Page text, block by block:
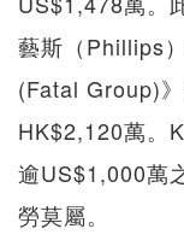
藝斯（Phillips
(Fatal Group)
HK$2,120萬。
逾US$1,000萬
勞莫屬。